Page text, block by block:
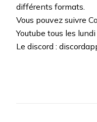
différents formats.
Vous pouvez suivre
Youtube tous les
Le discord :